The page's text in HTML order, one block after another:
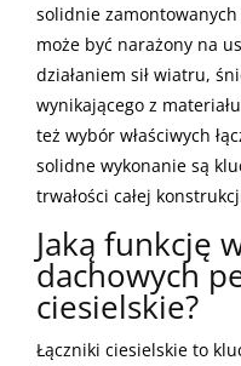
solidnie zamontowanych
może być narażony na
działaniem sił wiatru,
wynikającego z
też wybór właściwych
solidne wykonanie są
trwałości całej
Jaką funkcję
dachowych
ciesielskie?
Łączniki ciesielskie to